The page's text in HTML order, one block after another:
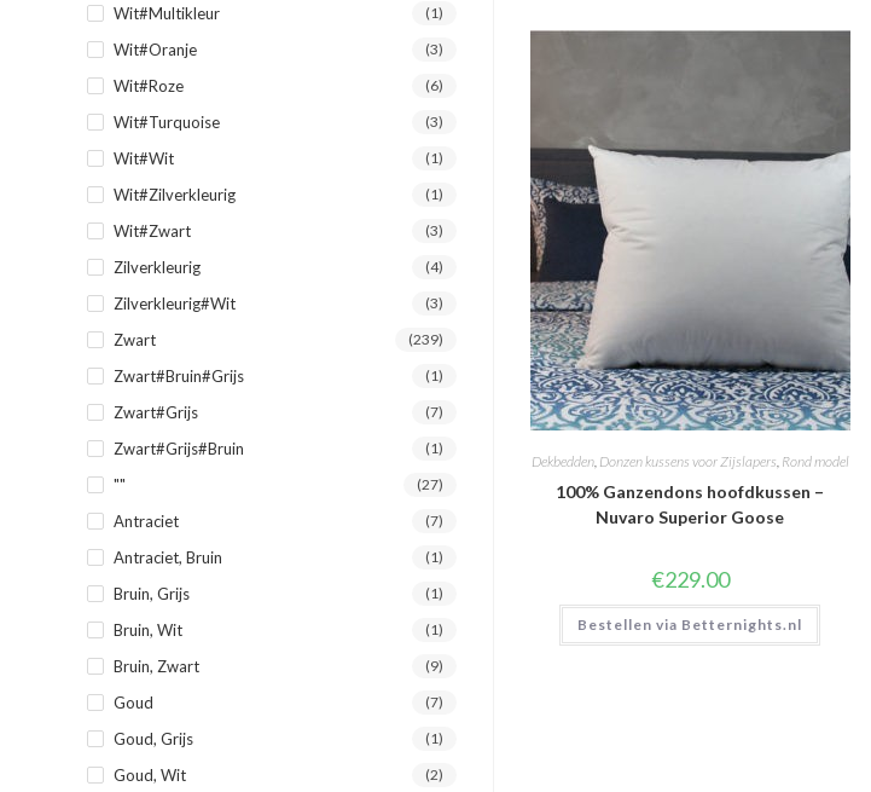
Dekbedden, Donzen kussens voor Zijslapers, Rond model
100% Ganzendons hoofdkussen –
Nuvaro Superior Goose
€229.00
Bestellen via Betternights.nl
Wit#Multikleur (1)
Wit#Oranje (3)
Wit#Roze (6)
Wit#Turquoise (3)
Wit#Wit (1)
Wit#Zilverkleurig (1)
Wit#Zwart (3)
Zilverkleurig (4)
Zilverkleurig#Wit (3)
Zwart (239)
Zwart#Bruin#Grijs (1)
Zwart#Grijs (7)
Zwart#Grijs#Bruin (1)
"" (27)
Antraciet (7)
Antraciet, Bruin (1)
Bruin, Grijs (1)
Bruin, Wit (1)
Bruin, Zwart (9)
Goud (7)
Goud, Grijs (1)
Goud, Wit (2)